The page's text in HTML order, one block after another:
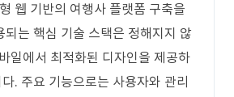
웹 기반의 여행사 플랫폼 구축을
되는 핵심 기술 스택은 정해지지 않
일에서 최적화된 디자인을 제공하
. 주요 기능으로는 사용자와 관리